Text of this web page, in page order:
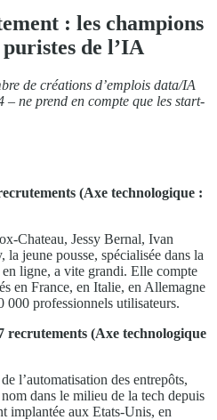
: les champions
puristes de l’IA
de créations d’emplois data/IA
– ne prend en compte que les start-
(Axe technologique :
Chateau, Jessy Bernal, Ivan
jeune pousse, spécialisée dans la
ligne, a vite grandi. Elle compte
en France, en Italie, en Allemagne
000 professionnels utilisateurs.
recrutements (Axe technologique
l’automatisation des entrepôts,
dans le milieu de la tech depuis
implantée aux Etats-Unis, en